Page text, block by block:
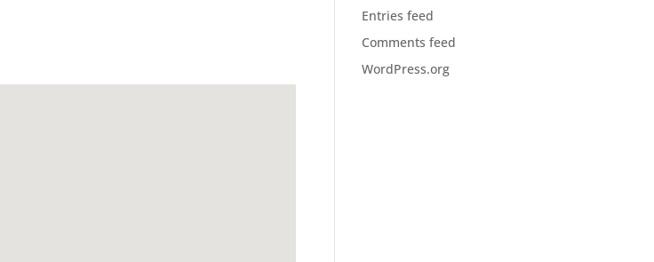
Entries feed
Comments feed
WordPress.org